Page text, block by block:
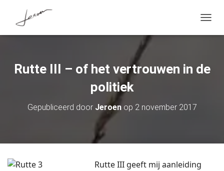
O
E
I
Rutte III – of het vertrouwen in de
politiek
Gepubliceerd door Jeroenop 2 november 2017
Rutte III geeft mij aanleiding